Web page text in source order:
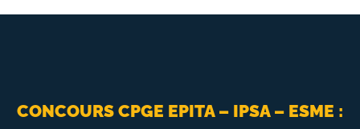
CONCOURS CPGE EPITA – IPSA – ESME :